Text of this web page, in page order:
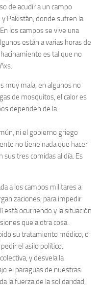
de acudir a un campo
Pakistán, donde sufren la
los campos se vive una
están a varias horas de
es tal que no
muy mala, en algunos no
de mosquitos, el calor es
dependen de la
ni el gobierno griego
no tiene nada que hacer
tres comidas al día. Es
a los campos militares a
para impedir
está ocurriendo y la situación
que a otra cosa.
su tratamiento médico, o
el asilo político.
y desvela la
el paraguas de nuestras
la fuerza de la solidaridad,